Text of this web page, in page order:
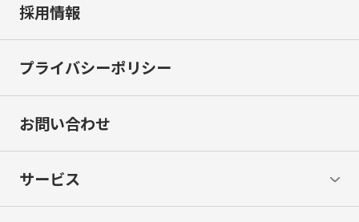
採用情報
プライバシーポリシー
お問い合わせ
サービス